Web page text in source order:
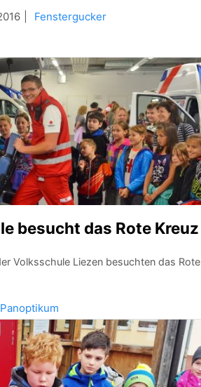
Fenstergucker
besucht das Rote Kreuz
Volksschule Liezen besuchten das Rote
Panoptikum